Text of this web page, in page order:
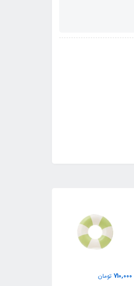
550,000